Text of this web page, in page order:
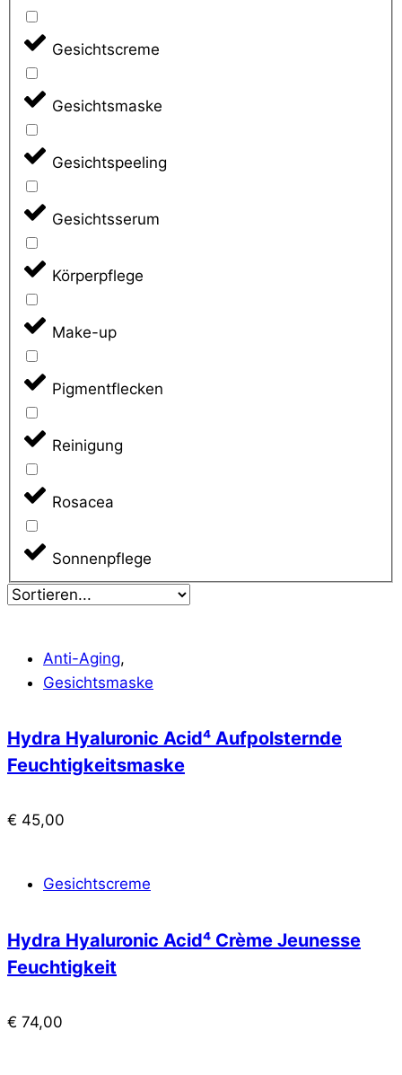
Gesichtscreme
Gesichtsmaske
Gesichtspeeling
Gesichtsserum
Körperpflege
Make-up
Pigmentflecken
Reinigung
Rosacea
Sonnenpflege
Anti-Aging,
Gesichtsmaske
Hydra Hyaluronic Acid⁴ Aufpolsternde
Feuchtigkeitsmaske
€ 45,00
Gesichtscreme
Hydra Hyaluronic Acid⁴ Crème Jeunesse
Feuchtigkeit
€ 74,00